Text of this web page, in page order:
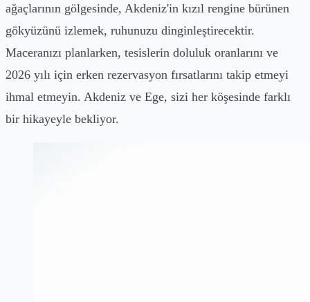
ağaçlarının gölgesinde, Akdeniz'in kızıl rengine bürünen
gökyüzünü izlemek, ruhunuzu dinginleştirecektir.
Maceranızı planlarken, tesislerin doluluk oranlarını ve
2026 yılı için erken rezervasyon fırsatlarını takip etmeyi
ihmal etmeyin. Akdeniz ve Ege, sizi her köşesinde farklı
bir hikayeyle bekliyor.